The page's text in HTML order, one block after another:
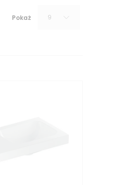
Pokaż 9